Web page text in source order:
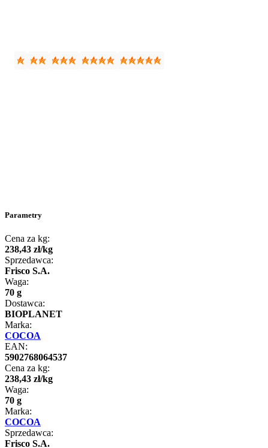
Parametry
Cena za kg:
238,43 zł/kg
Sprzedawca:
Frisco S.A.
Waga:
70 g
Dostawca:
BIOPLANET
Marka:
COCOA
EAN:
5902768064537
Cena za kg:
238,43 zł/kg
Waga:
70 g
Marka:
COCOA
Sprzedawca:
Frisco S.A.